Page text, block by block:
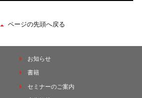
ページの先頭へ戻る
お知らせ
書籍
セミナーのご案内